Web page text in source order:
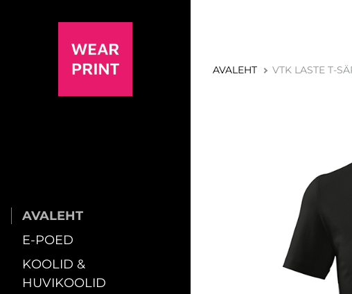
AVALEHT
E-POED
KOOLID &
HUVIKOOLID
AVALEHT VTK LASTE T-